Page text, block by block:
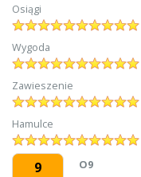
Osiągi
Wygoda
Zawieszenie
Hamulce
9 O9